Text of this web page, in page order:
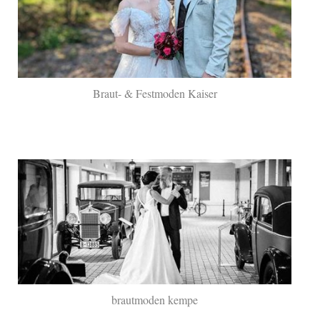
Braut- & Festmoden Kaiser
brautmoden kempe